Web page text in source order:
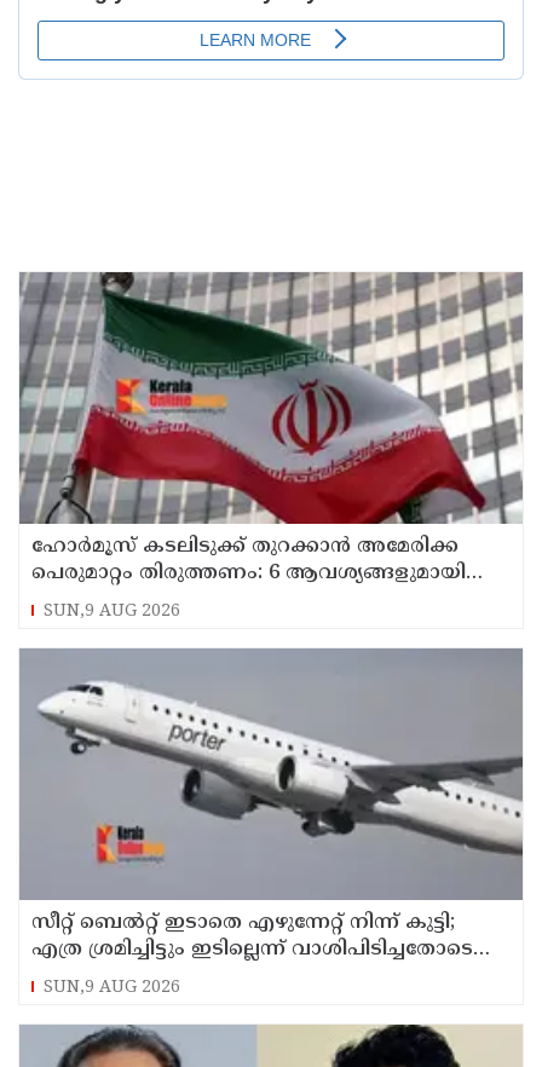
ഹോര്‍മൂസ് കടലിടുക്ക് തുറക്കാന്‍ അമേരിക്ക
പെരുമാറ്റം തിരുത്തണം: 6 ആവശ്യങ്ങളുമായി
ഇറാന്‍ ദേശീയ സുരക്ഷാ കൗണ്‍സില്‍
SUN,9 AUG 2026
സീറ്റ് ബെല്‍റ്റ് ഇടാതെ എഴുന്നേറ്റ് നിന്ന് കുട്ടി;
എത്ര ശ്രമിച്ചിട്ടും ഇടില്ലെന്ന് വാശിപിടിച്ചതോടെ
വിമാനം റദ്ദാക്കി
SUN,9 AUG 2026